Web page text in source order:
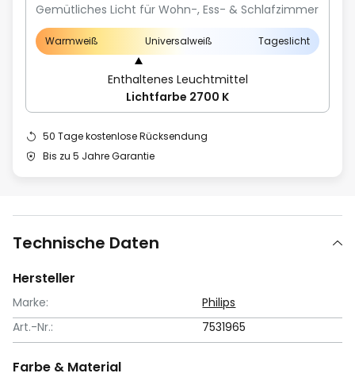
Gemütliches Licht für Wohn-, Ess- & Schlafzimmer
Warmweiß Universalweiß Tageslicht
Enthaltenes Leuchtmittel
Lichtfarbe 2700 K
50 Tage kostenlose Rücksendung
Bis zu 5 Jahre Garantie
Technische Daten
Hersteller
Marke:
Philips
Art.-Nr.:
7531965
Farbe & Material